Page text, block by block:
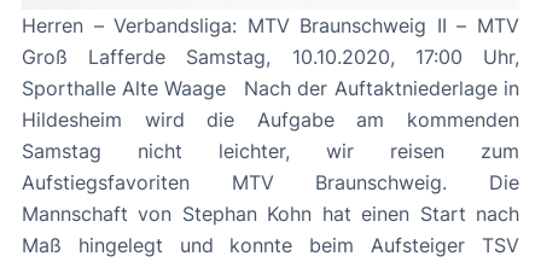
Herren – Verbandsliga: MTV Braunschweig II – MTV
Groß Lafferde Samstag, 10.10.2020, 17:00 Uhr,
Sporthalle Alte Waage Nach der Auftaktniederlage in
Hildesheim wird die Aufgabe am kommenden
Samstag nicht leichter, wir reisen zum
Aufstiegsfavoriten MTV Braunschweig. Die
Mannschaft von Stephan Kohn hat einen Start nach
Maß hingelegt und konnte beim Aufsteiger TSV